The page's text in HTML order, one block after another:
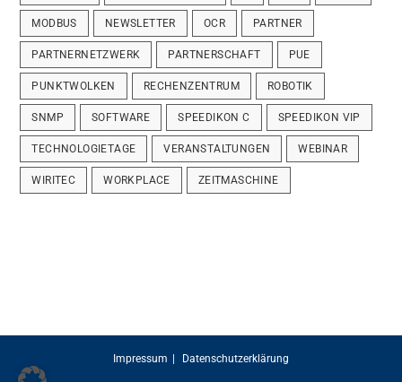
MODBUS NEWSLETTER OCR PARTNER
PARTNERNETZWERK PARTNERSCHAFT PUE
PUNKTWOLKEN RECHENZENTRUM ROBOTIK
SNMP SOFTWARE SPEEDIKON C SPEEDIKON VIP
TECHNOLOGIETAGE VERANSTALTUNGEN WEBINAR
WIRITEC WORKPLACE ZEITMASCHINE
Impressum Datenschutzerklärung